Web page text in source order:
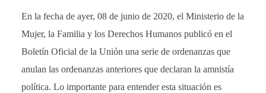
En la fecha de ayer, 08 de junio de 2020, el Ministerio de la
Mujer, la Familia y los Derechos Humanos publicó en el
Boletín Oficial de la Unión una serie de ordenanzas que
anulan las ordenanzas anteriores que declaran la amnistía
política. Lo importante para entender esta situación es